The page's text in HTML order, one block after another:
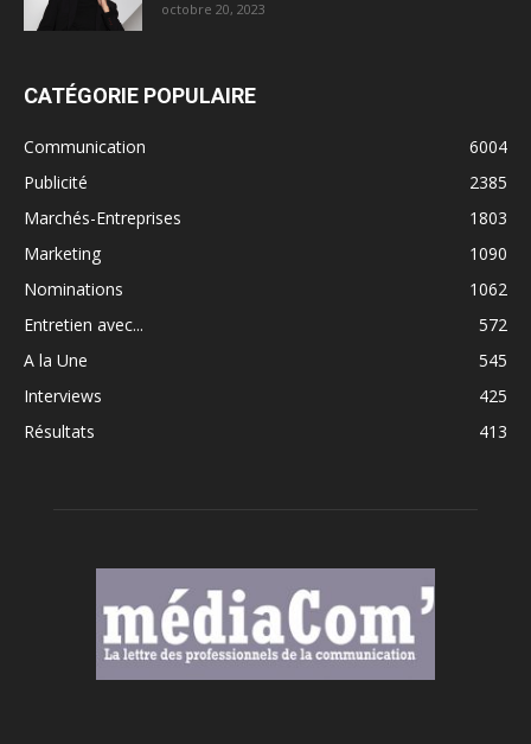
octobre 20, 2023
CATÉGORIE POPULAIRE
Communication
6004
Publicité
2385
Marchés-Entreprises
1803
Marketing
1090
Nominations
1062
Entretien avec...
572
A la Une
545
Interviews
425
Résultats
413